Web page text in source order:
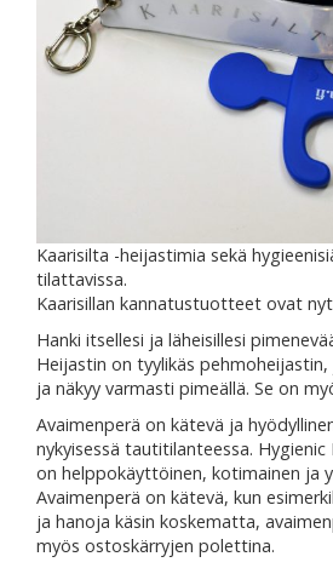
Kaarisilta -heijastimia sekä
tilattavissa.
Kaarisillan kannatustuotteet ovat
Hanki itsellesi ja läheisillesi
Heijastin on tyylikäs
ja näkyy varmasti pimeällä. Se on
Avaimenperä on kätevä ja
nykyisessä tautitilanteessa.
on helppokäyttöinen, kotimainen ja
Avaimenperä on kätevä, kun
ja hanoja käsin koskematta,
myös ostoskärryjen polettina.